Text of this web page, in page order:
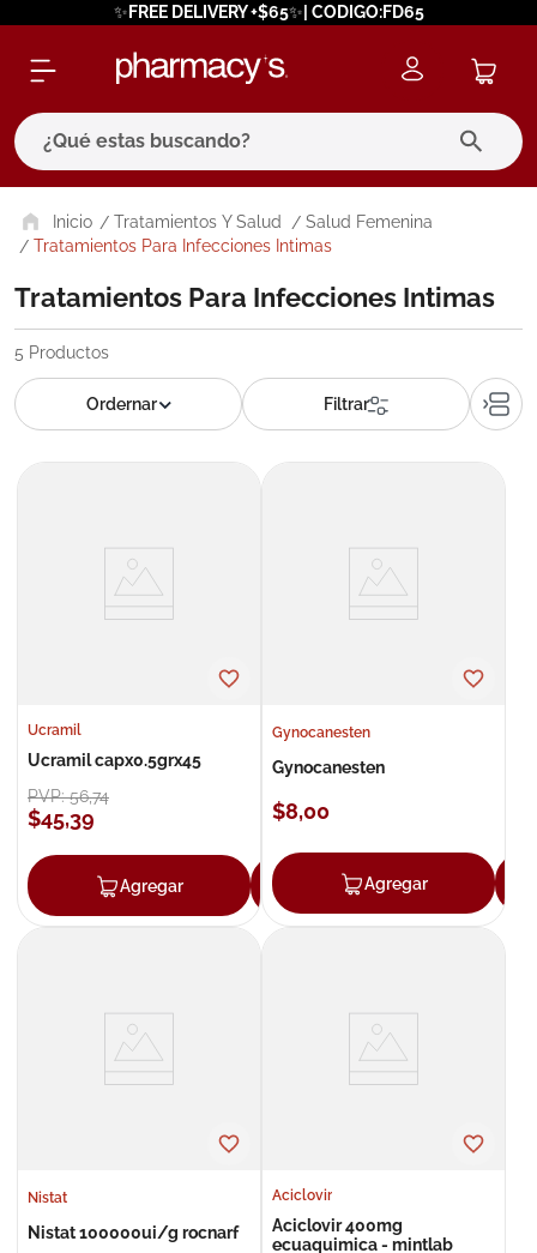
✨FREE DELIVERY +$65✨| CODIGO:FD65
¿Qué estas buscando?
Tratamientos Y Salud
Salud Femenina
Tratamientos Para Infecciones Intimas
Tratamientos Para Infecciones Intimas
5 Productos
Ucramil
Ucramil capx0.5grx45
PVP:56,74
$45,39
Agregar Agregar
Gynocanesten
Gynocanesten
$8,00
Agregar
Nistat
Nistat 100000ui/g rocnarf
Aciclovir
Aciclovir 400mg
ecuaquimica - mintlab
términos más buscados
2. protector solar
3. bioderma
5. cerave
roche posay
nivea